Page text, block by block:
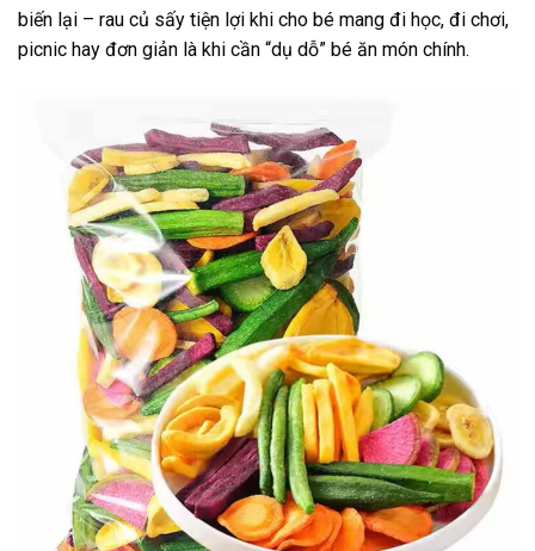
biến lại – rau củ sấy tiện lợi khi cho bé mang đi học, đi chơi,
picnic hay đơn giản là khi cần “dụ dỗ” bé ăn món chính.